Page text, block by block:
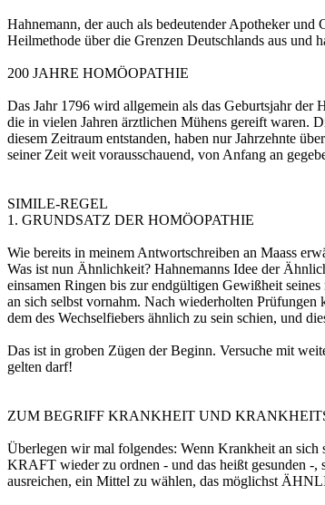
Hahnemann, der auch als bedeutender Apotheker
Heilmethode über die Grenzen Deutschlands aus und
200 JAHRE HOMÖOPATHIE
Das Jahr 1796 wird allgemein als das Geburtsjahr der
die in vielen Jahren ärztlichen Mühens gereift waren.
diesem Zeitraum entstanden, haben nur Jahrzehnte
seiner Zeit weit vorausschauend, von Anfang an
SIMILE-REGEL
1. GRUNDSATZ DER HOMÖOPATHIE
Wie bereits in meinem Antwortschreiben an Maass
Was ist nun Ähnlichkeit? Hahnemanns Idee der
einsamen Ringen bis zur endgültigen Gewißheit
an sich selbst vornahm. Nach wiederholten Prüfungen
dem des Wechselfiebers ähnlich zu sein schien, und
Das ist in groben Zügen der Beginn. Versuche mit
gelten darf!
ZUM BEGRIFF KRANKHEIT UND
Überlegen wir mal folgendes: Wenn Krankheit an sich
KRAFT wieder zu ordnen - und das heißt gesunden
ausreichen, ein Mittel zu wählen, das möglichst